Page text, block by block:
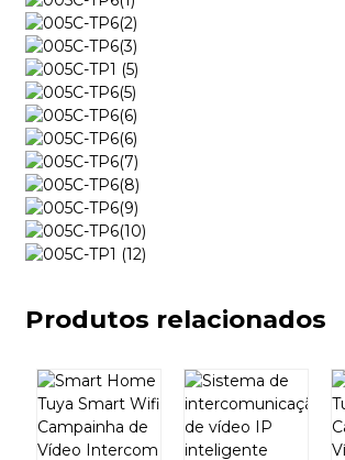
Produtos relacionados